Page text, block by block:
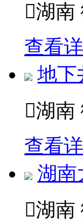
湖南
查看
地下
湖南
查看
湖南
湖南